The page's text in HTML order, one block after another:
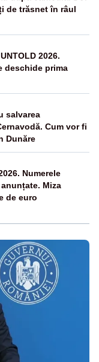
de trăsnet în râul
2026.
deschide prima
salvarea
Cum vor fi
Dunăre
Numerele
Miza
de euro